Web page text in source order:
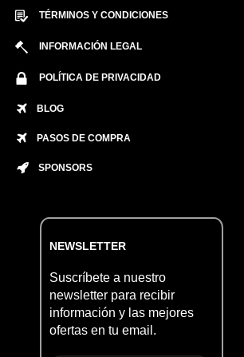
TÉRMINOS Y CONDICIONES
INFORMACIÓN LEGAL
POLÍTICA DE PRIVACIDAD
BLOG
PASOS DE COMPRA
SPONSORS
NEWSLETTER
Suscríbete a nuestro
newsletter para recibir
información y las mejores
ofertas en tu email.